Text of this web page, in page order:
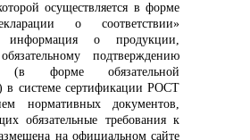
осуществляется в форме
о соответствии»
информация о продукции,
подтверждению
(в форме обязательной
в системе сертификации РОСТ
нормативных документов,
обязательные требования к
на официальном сайте